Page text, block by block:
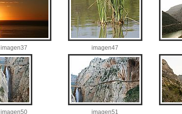
imagen37 imagen47
imagen50 imagen51